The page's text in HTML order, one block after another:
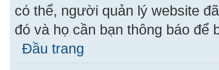
có thể, người quản lý website
đó và họ cần bạn thông báo để
Đầu trang